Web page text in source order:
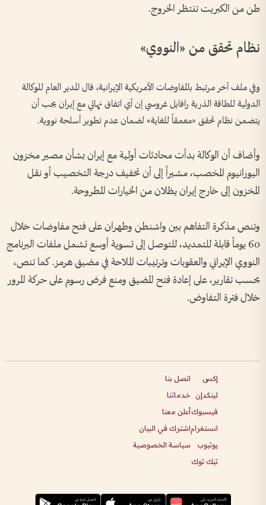
طن من الكبريت تنتظر الخروج.
نظام تحقق من «النووي»
وفي ملف آخر مرتبط بالمفاوضات الأمريكية الإيرانية، قال المدير العام للوكالة
الدولية للطاقة الذرية رافايل غروسي إن أي اتفاق نهائي مع إيران يجب أن
يتضمن نظام تحقق «معمقاً للغاية» لضمان عدم تطوير أسلحة نووية.
وأضاف أن الوكالة بدأت محادثات أولية مع إيران بشأن مصير مخزون
اليورانيوم المخصب، مشيراً إلى أن تخفيف درجة التخصيب أو نقل
المخزون إلى خارج إيران يظلان من الخيارات المطروحة.
وتنص مذكرة التفاهم بين واشنطن وطهران على فتح مفاوضات خلال
60 يوماً قابلة للتمديد، للتوصل إلى تسوية أوسع تشمل ملفات البرنامج
النووي الإيراني والعقوبات وترتيبات الملاحة في مضيق هرمز. كما تنص،
بحسب تقارير، على إعادة فتح المضيق ومنع فرض رسوم على حركة المرور
خلال فترة التفاوض.
إكس
لينكدإن
فيسبوك
انستغرام
يوتيوب
تيك توك
اتصل بنا
خدماتنا
أعلن معنا
اشترك في البيان
سياسة الخصوصية